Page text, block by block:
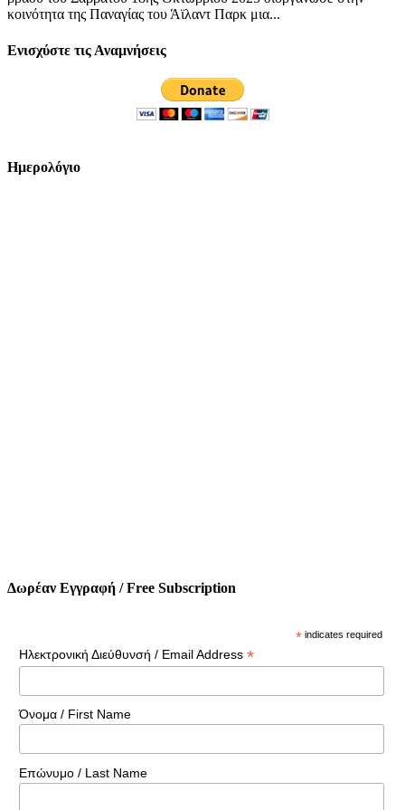
κοινότητα της Παναγίας του Άϊλαντ Παρκ μια...
Ενισχύστε τις Αναμνήσεις
Ημερολόγιο
Δωρέαν Εγγραφή / Free Subscription
* indicates required
Ηλεκτρονική Διεύθυνσή / Email Address *
Όνομα / First Name
Επώνυμο / Last Name